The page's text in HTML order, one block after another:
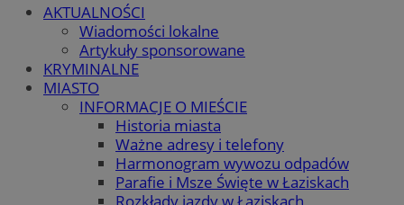
AKTUALNOŚCI
Wiadomości lokalne
Artykuły sponsorowane
KRYMINALNE
MIASTO
INFORMACJE O MIEŚCIE
Historia miasta
Ważne adresy i telefony
Harmonogram wywozu odpadów
Parafie i Msze Święte w Łaziskach